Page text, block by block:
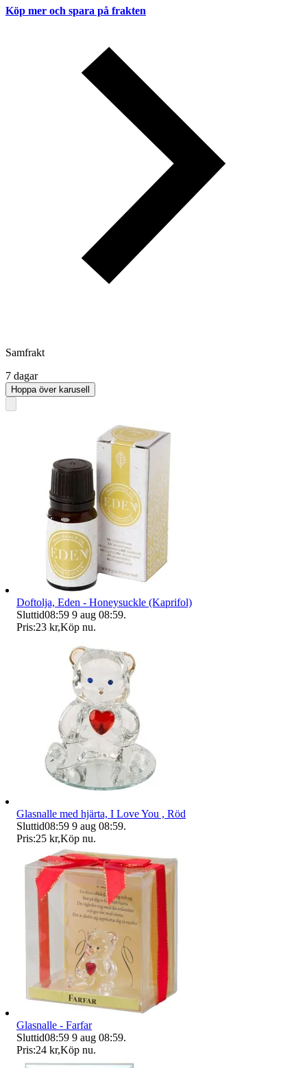
Köp mer och spara på frakten
Samfrakt
7 dagar
Hoppa över karusell
Doftolja, Eden - Honeysuckle (Kaprifol)
Sluttid08:59 9 aug 08:59.
Pris:23 kr,Köp nu.
Glasnalle med hjärta, I Love You , Röd
Sluttid08:59 9 aug 08:59.
Pris:25 kr,Köp nu.
Glasnalle - Farfar
Sluttid08:59 9 aug 08:59.
Pris:24 kr,Köp nu.